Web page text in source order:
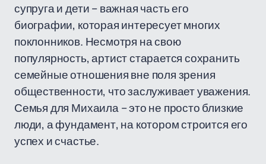
супруга и дети – важная часть его
биографии, которая интересует многих
поклонников. Несмотря на свою
популярность, артист старается сохранить
семейные отношения вне поля зрения
общественности, что заслуживает уважения.
Семья для Михаила – это не просто близкие
люди, а фундамент, на котором строится его
успех и счастье.